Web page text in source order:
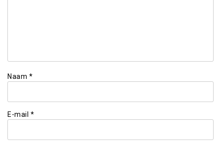
Naam *
E-mail *